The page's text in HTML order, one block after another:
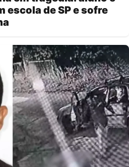
escola de SP e sofre